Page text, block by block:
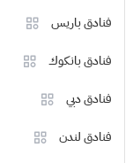
فنادق باريس
فنادق بانكوك
فنادق دبي
فنادق لندن